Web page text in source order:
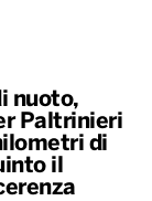
nuoto,
Paltrinieri
di
il